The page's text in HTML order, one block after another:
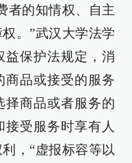
者的知情权、自主
。”武汉大学法学
益保护法规定，消
商品或接受的服务
择商品或者服务的
受服务时享有人
，“虚报标容等以